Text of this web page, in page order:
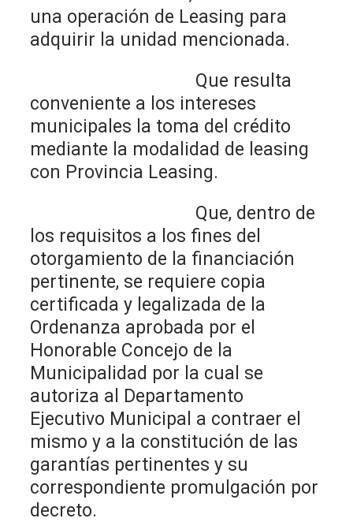
una operación de Leasing para
adquirir la unidad mencionada.
Que resulta
conveniente a los intereses
municipales la toma del crédito
mediante la modalidad de leasing
con Provincia Leasing.
Que, dentro de
los requisitos a los fines del
otorgamiento de la financiación
pertinente, se requiere copia
certificada y legalizada de la
Ordenanza aprobada por el
Honorable Concejo de la
Municipalidad por la cual se
autoriza al Departamento
Ejecutivo Municipal a contraer el
mismo y a la constitución de las
garantías pertinentes y su
correspondiente promulgación por
decreto.